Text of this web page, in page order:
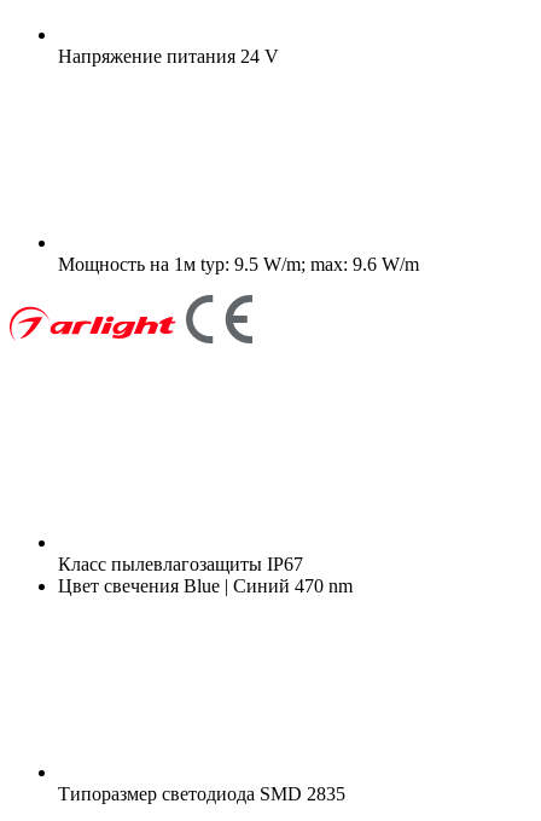
Напряжение питания 24 V
Мощность на 1м typ: 9.5 W/m; max: 9.6 W/m
Класс пылевлагозащиты IP67
Цвет свечения Blue | Синий 470 nm
Типоразмер светодиода SMD 2835